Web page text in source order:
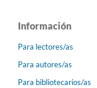
Información
Para lectores/as
Para autores/as
Para bibliotecarios/as